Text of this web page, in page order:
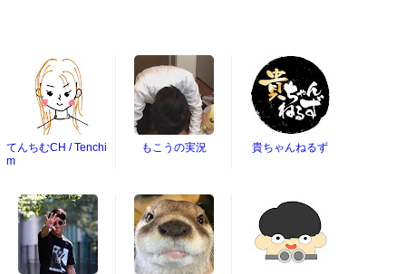
てんちむCH / Tenchi
m
もこうの実況 貴ちゃんねるず